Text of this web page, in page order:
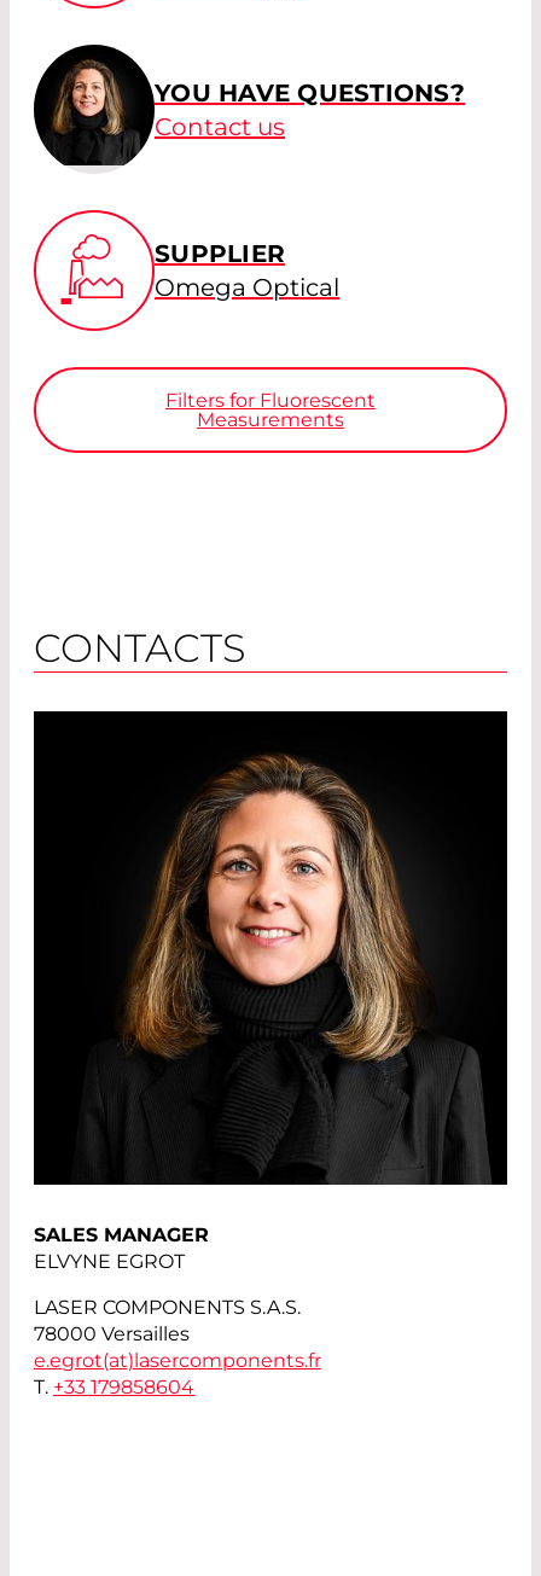
YOU HAVE QUESTIONS?
Contact us
SUPPLIER
Omega Optical
Filters for Fluorescent
Measurements
CONTACTS
SALES MANAGER
ELVYNE EGROT
LASER COMPONENTS S.A.S.
78000 Versailles
e.egrot(at)lasercomponents.fr
T. +33 179858604